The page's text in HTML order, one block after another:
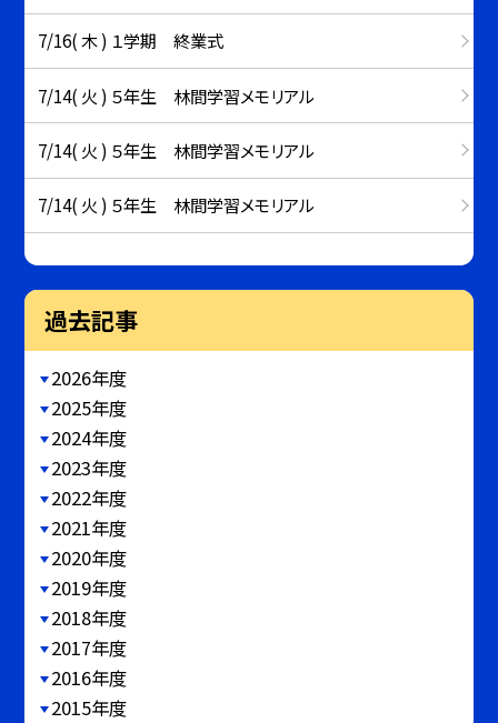
7/16( 木 ) １学期 終業式
7/14( 火 ) ５年生 林間学習メモリアル
7/14( 火 ) ５年生 林間学習メモリアル
7/14( 火 ) ５年生 林間学習メモリアル
過去記事
2026年度
2025年度
2024年度
2023年度
2022年度
2021年度
2020年度
2019年度
2018年度
2017年度
2016年度
2015年度